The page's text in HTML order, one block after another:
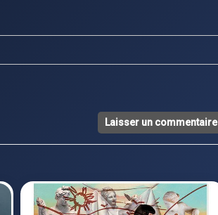
Laisser un commentaire